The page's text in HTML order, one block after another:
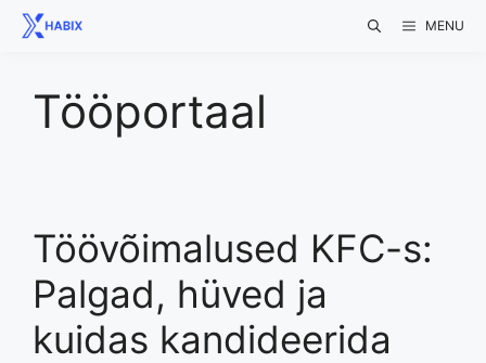
Skip
MENU
Tööportaal
Töövõimalused KFC-s:
Palgad, hüved ja
kuidas kandideerida